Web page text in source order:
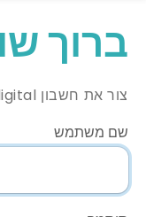
ברוך
צור את חשבון arcdb- digital שלך!
שם משתמש